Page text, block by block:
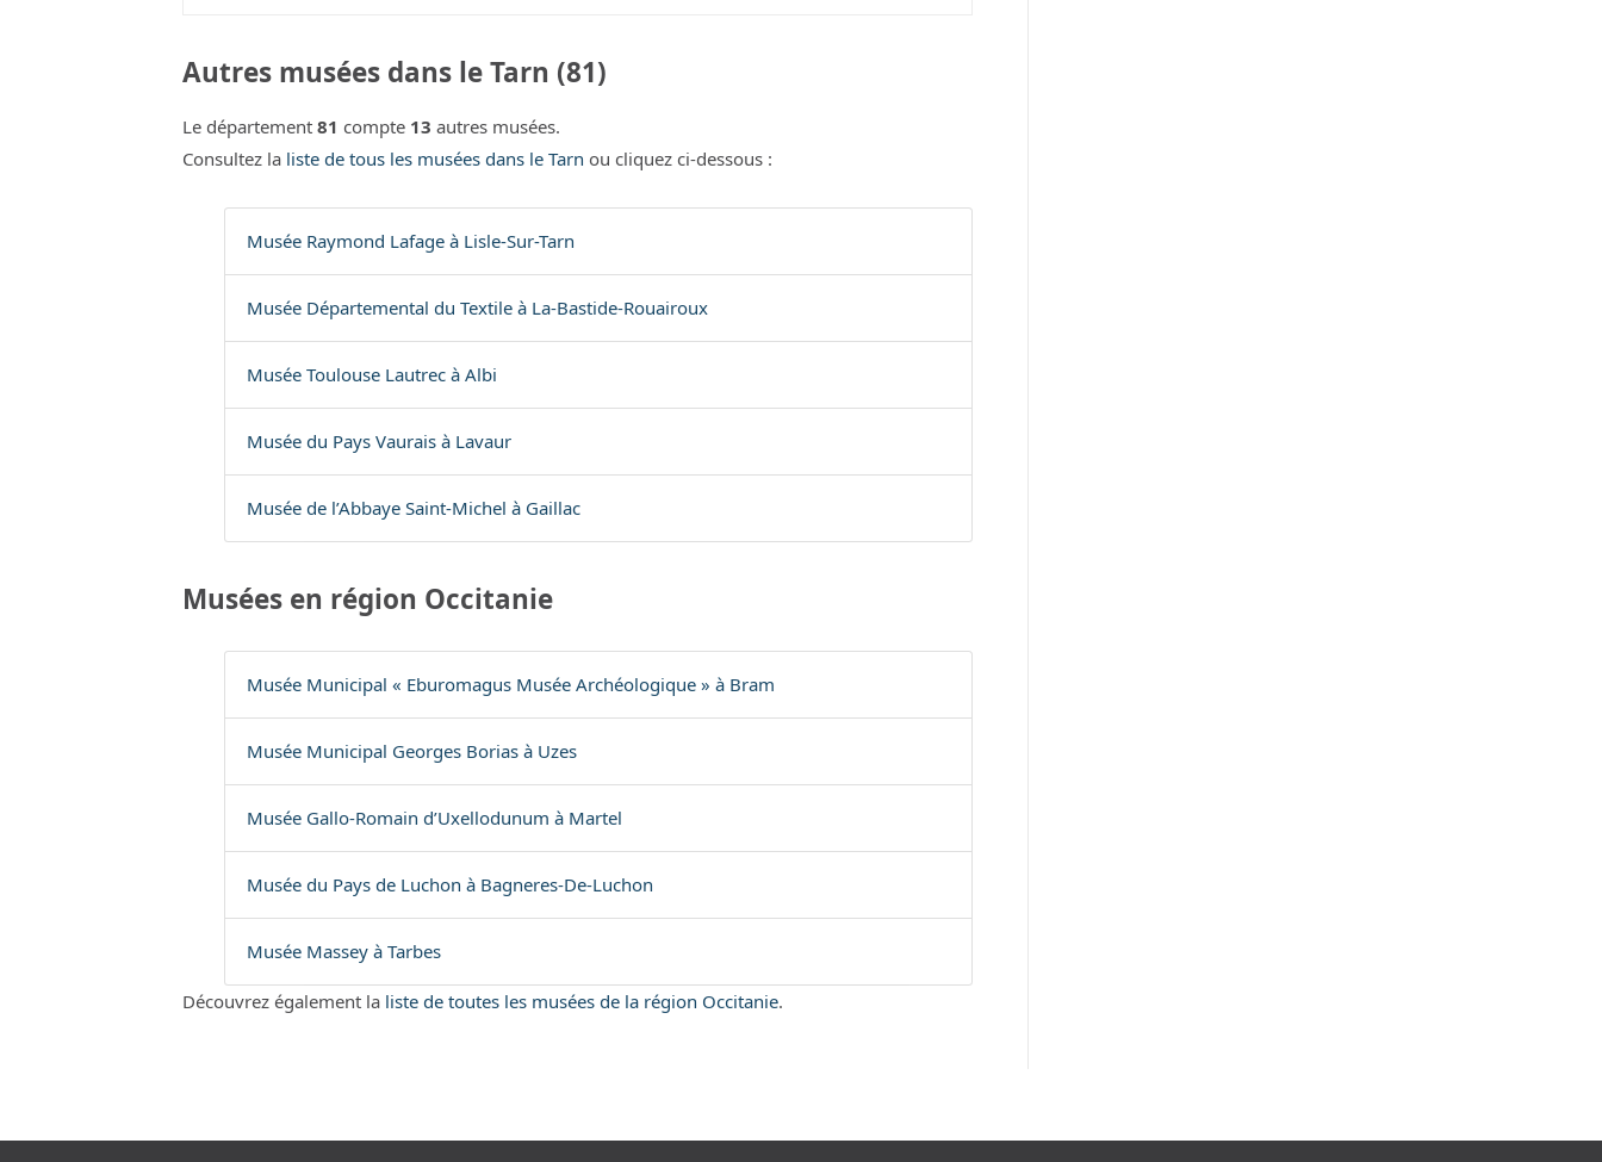
Autres musées dans le Tarn (81)
Le département 81 compte 13 autres musées.
Consultez la liste de tous les musées dans le Tarn ou cliquez ci-dessous :
Musée Raymond Lafage à Lisle-Sur-Tarn
Musée Départemental du Textile à La-Bastide-Rouairoux
Musée Toulouse Lautrec à Albi
Musée du Pays Vaurais à Lavaur
Musée de l’Abbaye Saint-Michel à Gaillac
Musées en région Occitanie
Musée Municipal « Eburomagus Musée Archéologique » à Bram
Musée Municipal Georges Borias à Uzes
Musée Gallo-Romain d’Uxellodunum à Martel
Musée du Pays de Luchon à Bagneres-De-Luchon
Musée Massey à Tarbes
Découvrez également la liste de toutes les musées de la région Occitanie.